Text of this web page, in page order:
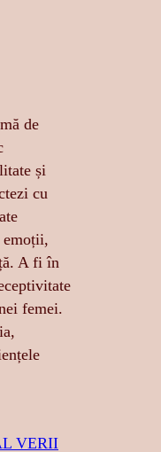
de
și
cu
emoții,
A fi în
femei.